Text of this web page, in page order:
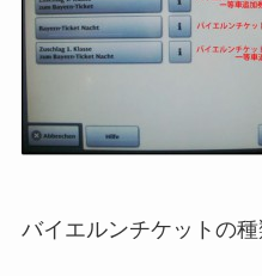
バイエルンチケットの種